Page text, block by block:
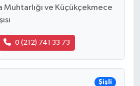
Muhtarlığı ve Küçükçekmece
0 (212) 741 33 73
Şişli